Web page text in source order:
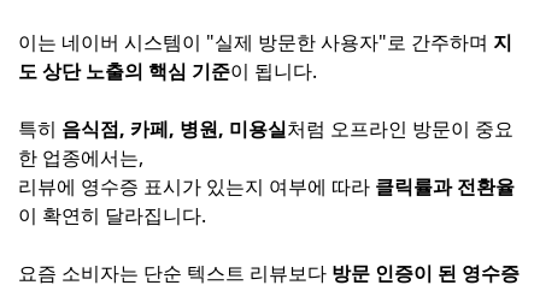
이는 네이버 시스템이 "실제 방문한 사용자"로 간주하며 지
도 상단 노출의 핵심 기준이 됩니다.
특히 음식점, 카페, 병원, 미용실처럼 오프라인 방문이 중요
한 업종에서는,
리뷰에 영수증 표시가 있는지 여부에 따라 클릭률과 전환율
이 확연히 달라집니다.
요즘 소비자는 단순 텍스트 리뷰보다 방문 인증이 된 영수증